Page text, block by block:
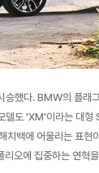
했다. BMW의 플래
델도 'XM'이라는 대
치백에 어울리는 표
오에 집중하는 연혁